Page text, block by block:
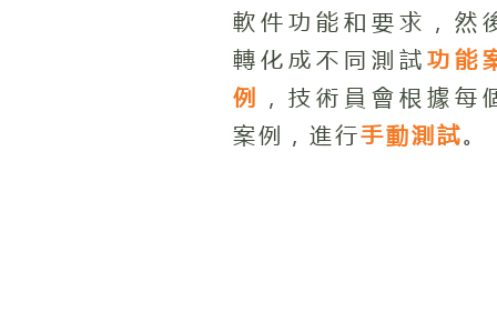
軟件功能和要求，然
轉化成不同測試功能
例 ，技術員會根據每
案例，進行手動測試。